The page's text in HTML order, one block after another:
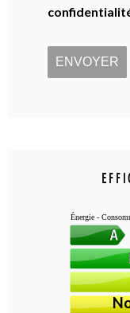
ENVOYER
Énergie -